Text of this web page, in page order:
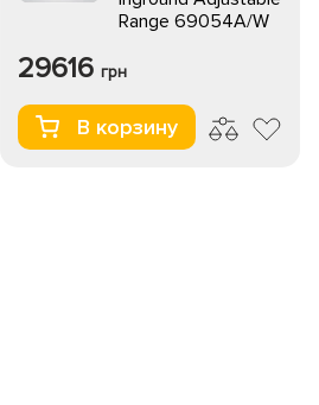
Range 69054A/W
29616 грн
В корзину